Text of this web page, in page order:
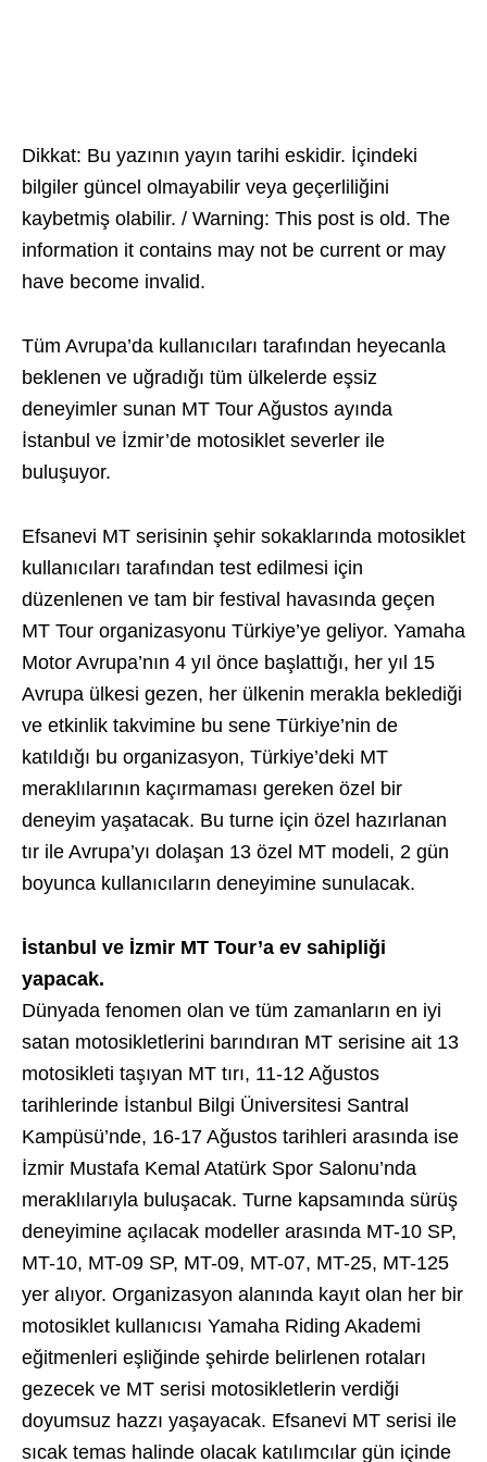
Dikkat: Bu yazının yayın tarihi eskidir. İçindeki
bilgiler güncel olmayabilir veya geçerliliğini
kaybetmiş olabilir. / Warning: This post is old. The
information it contains may not be current or may
have become invalid.
Tüm Avrupa’da kullanıcıları tarafından heyecanla
beklenen ve uğradığı tüm ülkelerde eşsiz
deneyimler sunan MT Tour Ağustos ayında
İstanbul ve İzmir’de motosiklet severler ile
buluşuyor.
Efsanevi MT serisinin şehir sokaklarında motosiklet
kullanıcıları tarafından test edilmesi için
düzenlenen ve tam bir festival havasında geçen
MT Tour organizasyonu Türkiye’ye geliyor. Yamaha
Motor Avrupa’nın 4 yıl önce başlattığı, her yıl 15
Avrupa ülkesi gezen, her ülkenin merakla beklediği
ve etkinlik takvimine bu sene Türkiye’nin de
katıldığı bu organizasyon, Türkiye’deki MT
meraklılarının kaçırmaması gereken özel bir
deneyim yaşatacak. Bu turne için özel hazırlanan
tır ile Avrupa’yı dolaşan 13 özel MT modeli, 2 gün
boyunca kullanıcıların deneyimine sunulacak.
İstanbul ve İzmir MT Tour’a ev sahipliği
yapacak.
Dünyada fenomen olan ve tüm zamanların en iyi
satan motosikletlerini barındıran MT serisine ait 13
motosikleti taşıyan MT tırı, 11-12 Ağustos
tarihlerinde İstanbul Bilgi Üniversitesi Santral
Kampüsü’nde, 16-17 Ağustos tarihleri arasında ise
İzmir Mustafa Kemal Atatürk Spor Salonu’nda
meraklılarıyla buluşacak. Turne kapsamında sürüş
deneyimine açılacak modeller arasında MT-10 SP,
MT-10, MT-09 SP, MT-09, MT-07, MT-25, MT-125
yer alıyor. Organizasyon alanında kayıt olan her bir
motosiklet kullanıcısı Yamaha Riding Akademi
eğitmenleri eşliğinde şehirde belirlenen rotaları
gezecek ve MT serisi motosikletlerin verdiği
doyumsuz hazzı yaşayacak. Efsanevi MT serisi ile
sıcak temas halinde olacak katılımcılar gün içinde